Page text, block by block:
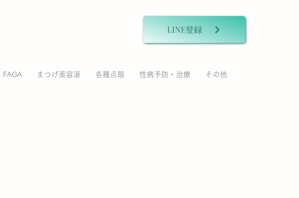
LINE登録
FAGA まつげ美容液 各種点眼 性病予防・治療 その他